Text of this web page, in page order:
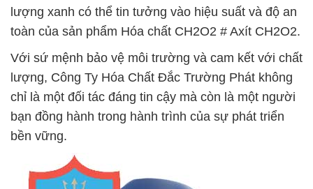
lượng xanh có thể tin tưởng vào hiệu suất và độ an
toàn của sản phẩm Hóa chất CH2O2 # Axít CH2O2.
Với sứ mệnh bảo vệ môi trường và cam kết với chất
lượng, Công Ty Hóa Chất Đắc Trường Phát không
chỉ là một đối tác đáng tin cậy mà còn là một người
bạn đồng hành trong hành trình của sự phát triển
bền vững.